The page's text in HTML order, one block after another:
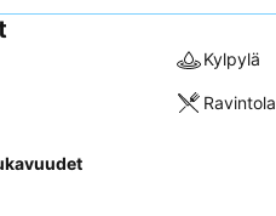
Kylpylä
Ravintola